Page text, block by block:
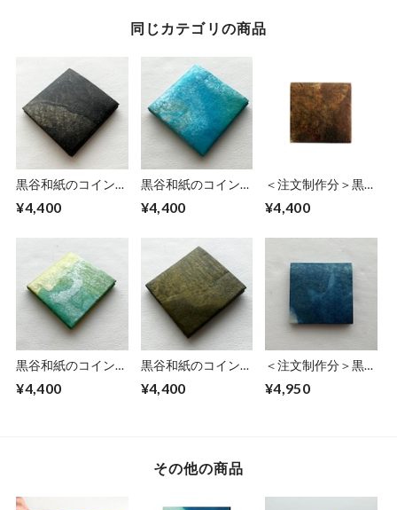
同じカテゴリの商品
黒谷和紙のコインケ
¥4,400
黒谷和紙のコインケ
¥4,400
＜注文制作分＞黒谷
【豊穣】No.2
¥4,400
黒谷和紙のコインケ
¥4,400
黒谷和紙のコインケ
¥4,400
＜注文制作分＞黒谷
【竜彩雲】
¥4,950
その他の商品